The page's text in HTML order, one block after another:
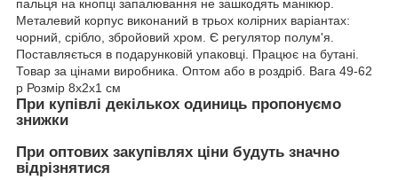
пальця на кнопці запалювання не зашкодять манікюр.
Металевий корпус виконаний в трьох колірних варіантах:
чорний, срібло, збройовий хром. Є регулятор полум'я.
Поставляється в подарунковій упаковці. Працює на бутані.
Товар за цінами виробника. Оптом або в роздріб. Вага 49-62
р Розмір 8х2х1 см
При купівлі декількох одиниць пропонуємо
знижки
При оптових закупівлях ціни будуть значно
відрізнятися